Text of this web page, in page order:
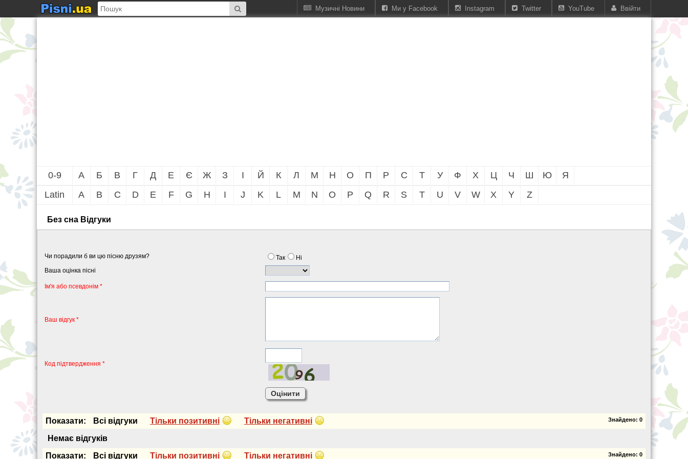
Ввійти
YouTube
Twitter
Instagram
Ми у Facebook
Музичні Новини
0-9 А Б В Г Д Е Є Ж З І Й К Л М Н О П Р С Т У Ф Х Ц Ч Ш Ю
Я
Latin
A B C D E F G H I J K L M N O P Q R S T U V W X Y Z
Без сна Вiдгуки
Чи порадили б ви цю пісню друзям? Так
Нi
Ваша оцінка пісні
Iм'я або псевдонiм *
Ваш відгук *
Код підтвердження *
Знайдено: 0
Показати: Всi вiдгуки Тiльки позитивнi
Тiльки негативнi
Немає вiдгукiв
Знайдено: 0
Показати: Всi вiдгуки Тiльки позитивнi Тiльки негативнi